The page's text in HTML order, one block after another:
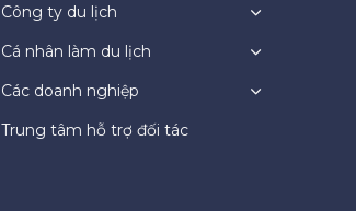
Công ty du lịch
Cá nhân làm du lịch
Các doanh nghiệp
Trung tâm hỗ trợ đối tác